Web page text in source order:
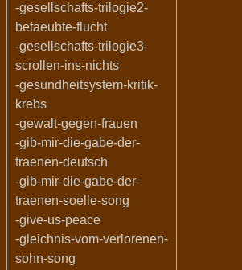
-gesellschafts-trilogie2-
betaeubte-flucht
-gesellschafts-trilogie3-
scrollen-ins-nichts
-gesundheitsystem-kritik-
krebs
-gewalt-gegen-frauen
-gib-mir-die-gabe-der-
traenen-deutsch
-gib-mir-die-gabe-der-
traenen-soelle-song
-give-us-peace
-gleichnis-vom-verlorenen-
sohn-song